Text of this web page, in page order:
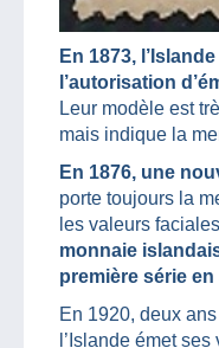
En 1873,
l’autorisation
Leur modèle est
mais indique la
En 1876, une
porte toujours la
les valeurs
monnaie
première série
En 1920, deux
l’Islande émet